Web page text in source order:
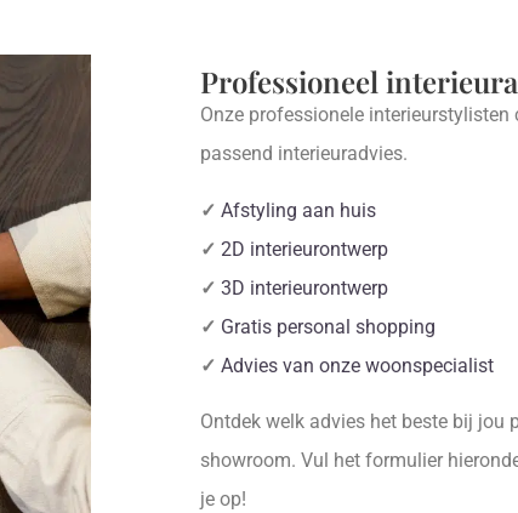
Professioneel
Onze professionele
passend interieuradvies.
✓ Afstyling aan huis
✓ 2D interieurontwerp
✓ 3D interieurontwerp
✓ Gratis personal shopping
✓ Advies van onze woonspecialist
Ontdek welk advies het beste bij jou
showroom. Vul het formulier
je op!